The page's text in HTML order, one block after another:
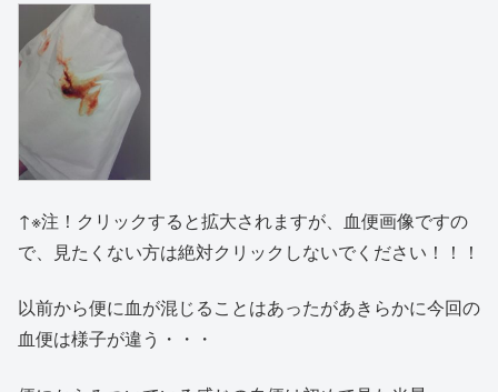
↑※注！クリックすると拡大されますが、血便画像ですの
で、見たくない方は絶対クリックしないでください！！！
以前から便に血が混じることはあったがあきらかに今回の
血便は様子が違う・・・